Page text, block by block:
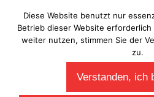
Inhalt
springen
Diese Website benutzt nur
Betrieb dieser Website erforderlich
weiter nutzen, stimmen Sie der
zu.
Verstanden, ich